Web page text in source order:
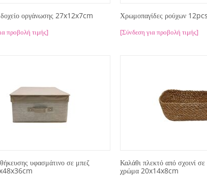
οργάνωσης 27x12x7cm
προβολή τιμής]
Χρωμοπαγίδες ρούχων 12pcs
[Σύνδεση για προβολή τιμής]
υφασμάτινο σε μπεζ
Καλάθι πλεκτό από σχοινί
χρώμα 20x14x8cm